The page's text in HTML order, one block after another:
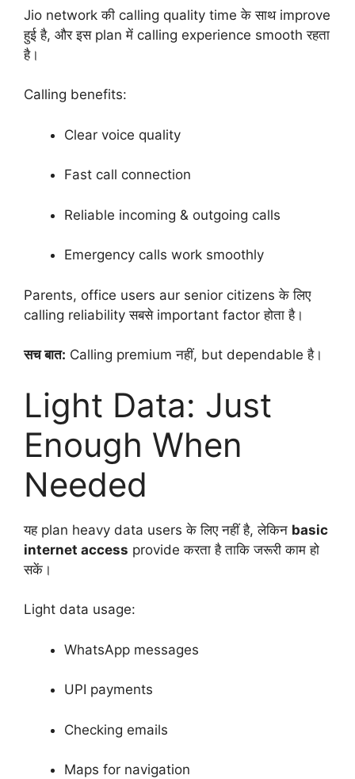
Jio network की calling quality time के साथ improve
हुई है, और इस plan में calling experience smooth रहता
है।
Calling benefits:
Clear voice quality
Fast call connection
Reliable incoming & outgoing calls
Emergency calls work smoothly
Parents, office users aur senior citizens के लिए
calling reliability सबसे important factor होता है।
सच बात: Calling premium नहीं, but dependable है।
Light Data: Just
Enough When
Needed
यह plan heavy data users के लिए नहीं है, लेकिन basic
internet access provide करता है ताकि जरूरी काम हो
सकें।
Light data usage:
WhatsApp messages
UPI payments
Checking emails
Maps for navigation